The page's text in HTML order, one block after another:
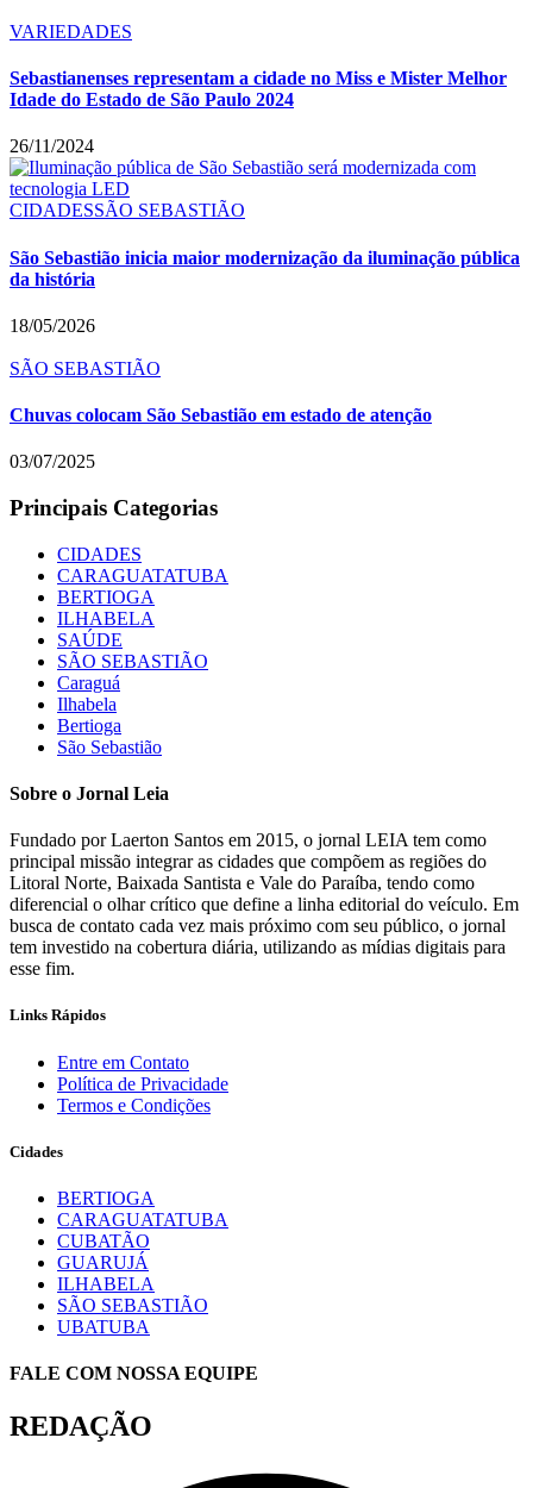
VARIEDADES
Sebastianenses representam a cidade no Miss e Mister Melhor
Idade do Estado de São Paulo 2024
26/11/2024
CIDADESSÃO SEBASTIÃO
São Sebastião inicia maior modernização da iluminação pública
da história
18/05/2026
SÃO SEBASTIÃO
Chuvas colocam São Sebastião em estado de atenção
03/07/2025
Principais Categorias
CIDADES
CARAGUATATUBA
BERTIOGA
ILHABELA
SAÚDE
SÃO SEBASTIÃO
Caraguá
Ilhabela
Bertioga
São Sebastião
Sobre o Jornal Leia
Fundado por Laerton Santos em 2015, o jornal LEIA tem como
principal missão integrar as cidades que compõem as regiões do
Litoral Norte, Baixada Santista e Vale do Paraíba, tendo como
diferencial o olhar crítico que define a linha editorial do veículo. Em
busca de contato cada vez mais próximo com seu público, o jornal
tem investido na cobertura diária, utilizando as mídias digitais para
esse fim.
Links Rápidos
Entre em Contato
Política de Privacidade
Termos e Condições
Cidades
BERTIOGA
CARAGUATATUBA
CUBATÃO
GUARUJÁ
ILHABELA
SÃO SEBASTIÃO
UBATUBA
FALE COM NOSSA EQUIPE
REDAÇÃO